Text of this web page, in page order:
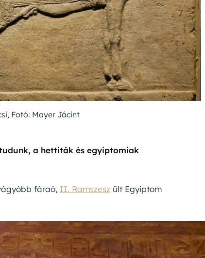
Fotó: Mayer Jácint
a hettiták és egyiptomiak
fáraó, II. Ramszesz ült Egyiptom